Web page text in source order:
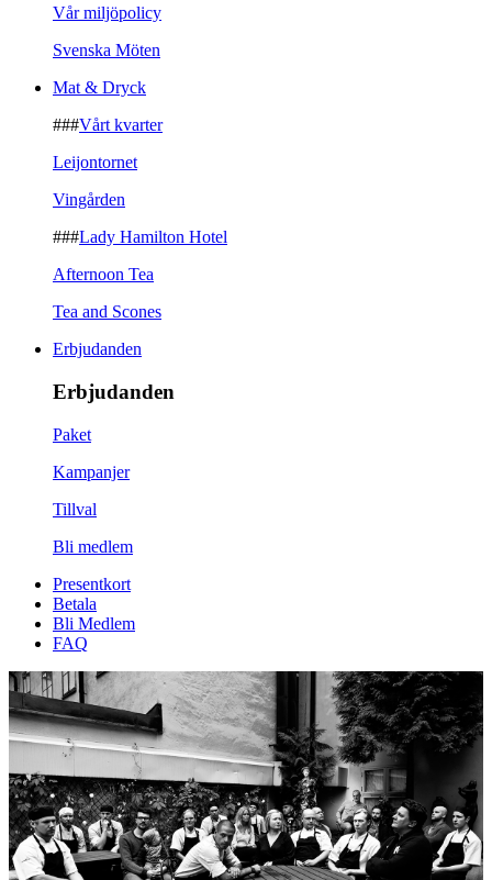
Vår miljöpolicy
Svenska Möten
Mat & Dryck
###Vårt kvarter
Leijontornet
Vingården
###Lady Hamilton Hotel
Afternoon Tea
Tea and Scones
Erbjudanden
Erbjudanden
Paket
Kampanjer
Tillval
Bli medlem
Presentkort
Betala
Bli Medlem
FAQ